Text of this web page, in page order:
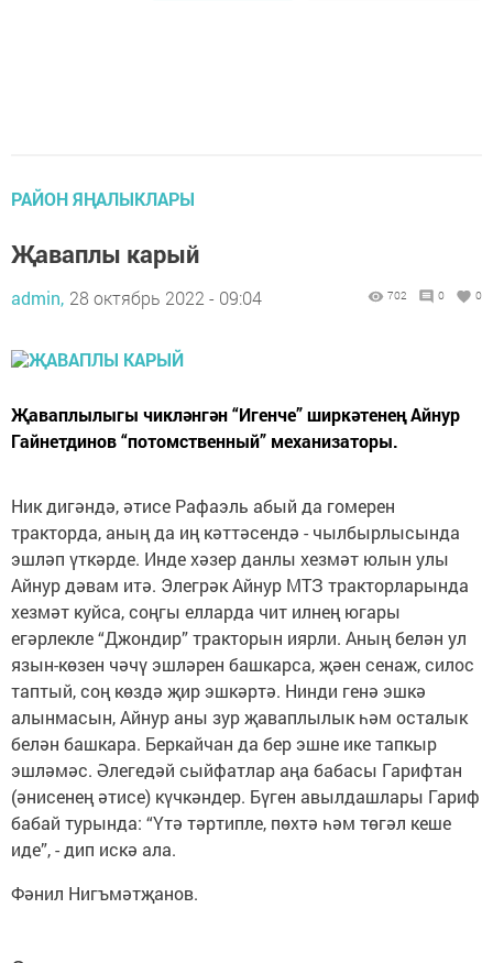
РАЙОН ЯҢАЛЫКЛАРЫ
Җаваплы карый
admin, 28 октябрь 2022 - 09:04 702 0 0
Җаваплылыгы чикләнгән “Игенче” ширкәтенең Айнур
Гайнетдинов “потомственный” механизаторы.
Ник дигәндә, әтисе Рафаэль абый да гомерен
тракторда, аның да иң кәттәсендә - чылбырлысында
эшләп үткәрде. Инде хәзер данлы хезмәт юлын улы
Айнур дәвам итә. Элегрәк Айнур МТЗ тракторларында
хезмәт куйса, соңгы елларда чит илнең югары
егәрлекле “Джондир” тракторын иярли. Аның белән ул
язын-көзен чәчү эшләрен башкарса, җәен сенаж, силос
таптый, соң көздә җир эшкәртә. Нинди генә эшкә
алынмасын, Айнур аны зур җаваплылык һәм осталык
белән башкара. Беркайчан да бер эшне ике тапкыр
эшләмәс. Әлегедәй сыйфатлар аңа бабасы Гарифтан
(әнисенең әтисе) күчкәндер. Бүген авылдашлары Гариф
бабай турында: “Үтә тәртипле, пөхтә һәм төгәл кеше
иде”, - дип искә ала.
Фәнил Нигъмәтҗанов.